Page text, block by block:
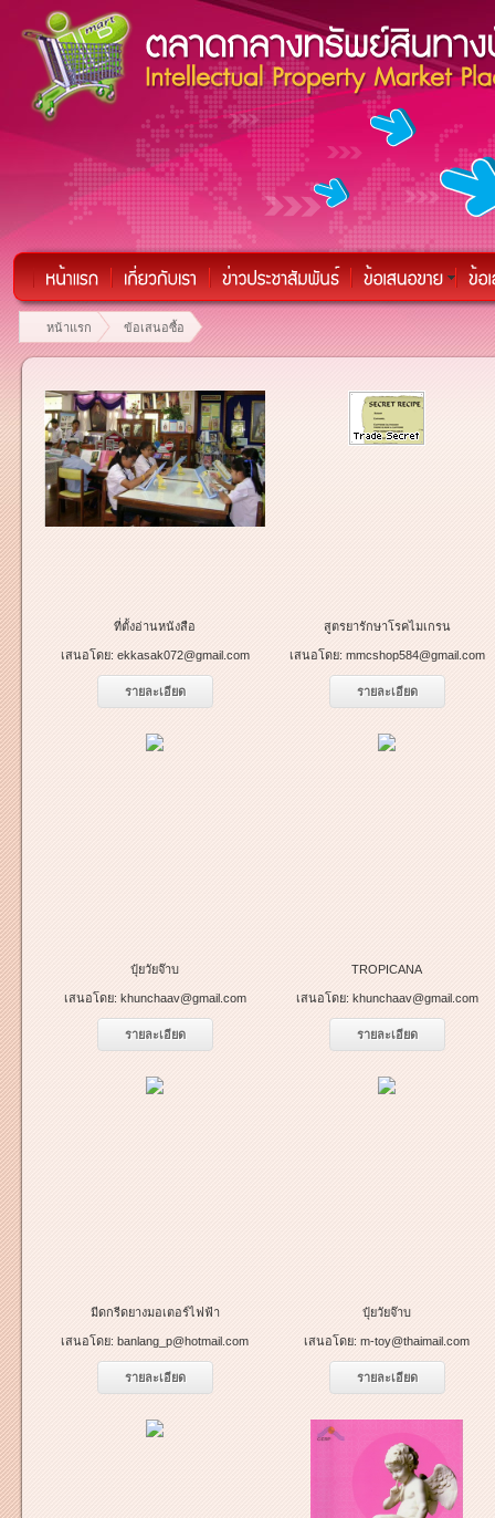
หน้าแรก ข้อเสนอซื้อ
ที่ตั้งอ่านหนังสือ
เสนอโดย: ekkasak072@gmail.com
รายละเอียด
สูตรยารักษาโรคไมเกรน
เสนอโดย: mmcshop584@gmail.com
รายละเอียด
ปุ๋ยวัยจ๊าบ
เสนอโดย: khunchaav@gmail.com
รายละเอียด
TROPICANA
เสนอโดย: khunchaav@gmail.com
รายละเอียด
มีดกรีดยางมอเตอร์ไฟฟ้า
เสนอโดย: banlang_p@hotmail.com
รายละเอียด
ปุ๋ยวัยจ๊าบ
เสนอโดย: m-toy@thaimail.com
รายละเอียด